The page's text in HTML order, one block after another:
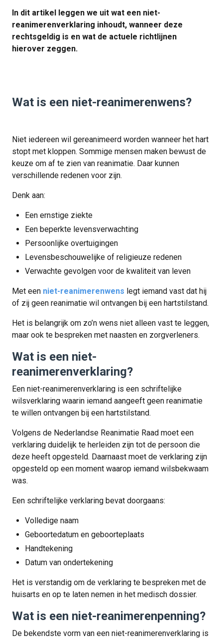
In dit artikel leggen we uit wat een niet-
reanimerenverklaring inhoudt, wanneer deze
rechtsgeldig is en wat de actuele richtlijnen
hierover zeggen.
Wat is een niet-reanimerenwens?
Niet iedereen wil gereanimeerd worden wanneer het hart
stopt met kloppen. Sommige mensen maken bewust de
keuze om af te zien van reanimatie. Daar kunnen
verschillende redenen voor zijn.
Denk aan:
Een ernstige ziekte
Een beperkte levensverwachting
Persoonlijke overtuigingen
Levensbeschouwelijke of religieuze redenen
Verwachte gevolgen voor de kwaliteit van leven
Met een niet-reanimerenwens legt iemand vast dat hij
of zij geen reanimatie wil ontvangen bij een hartstilstand.
Het is belangrijk om zo’n wens niet alleen vast te leggen,
maar ook te bespreken met naasten en zorgverleners.
Wat is een niet-
reanimerenverklaring?
Een niet-reanimerenverklaring is een schriftelijke
wilsverklaring waarin iemand aangeeft geen reanimatie
te willen ontvangen bij een hartstilstand.
Volgens de Nederlandse Reanimatie Raad moet een
verklaring duidelijk te herleiden zijn tot de persoon die
deze heeft opgesteld. Daarnaast moet de verklaring zijn
opgesteld op een moment waarop iemand wilsbekwaam
was.
Een schriftelijke verklaring bevat doorgaans:
Volledige naam
Geboortedatum en geboorteplaats
Handtekening
Datum van ondertekening
Het is verstandig om de verklaring te bespreken met de
huisarts en op te laten nemen in het medisch dossier.
Wat is een niet-reanimerenpenning?
De bekendste vorm van een niet-reanimerenverklaring is